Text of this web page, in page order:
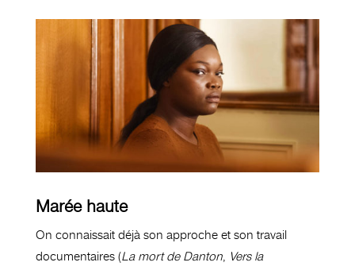
Marée haute
On connaissait déjà son approche et son travail
documentaires (La mort de Danton, Vers la